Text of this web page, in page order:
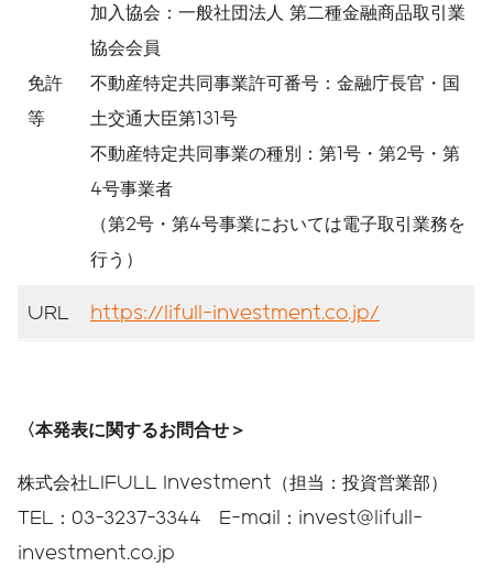
免許
等
加入協会：一般社団法人 第二種金融商品取引業
協会会員
不動産特定共同事業許可番号：金融庁長官・国
土交通大臣第131号
不動産特定共同事業の種別：第1号・第2号・第
4号事業者
（第2号・第4号事業においては電子取引業務を
行う）
URL https://lifull-investment.co.jp/
〈本発表に関するお問合せ＞
株式会社LIFULL Investment（担当：投資営業部）
TEL：03-3237-3344 E-mail：invest@lifull-
investment.co.jp